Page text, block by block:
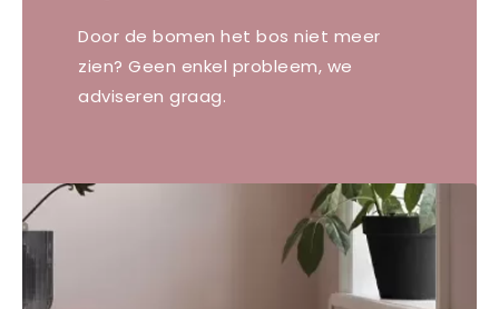
Door de bomen het bos niet meer
zien? Geen enkel probleem, we
adviseren graag.